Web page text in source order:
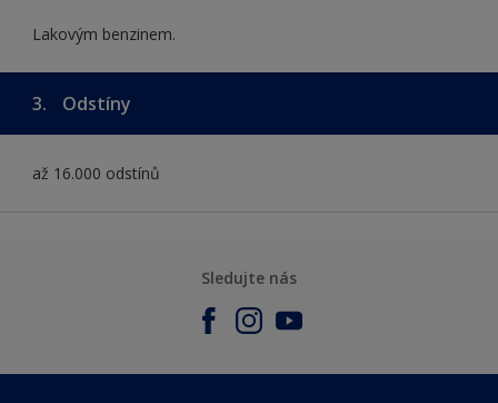
Lakovým benzinem.
3. Odstíny
až 16.000 odstínů
Sledujte nás